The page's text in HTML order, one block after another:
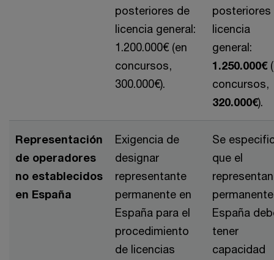
posteriores de
licencia general:
1.200.000€ (en
concursos,
300.000€).
posteriores
licencia
general:
1.250.000€
concursos,
320.000€).
Representación
de operadores
no establecidos
en España
Exigencia de
designar
representante
permanente en
España para el
procedimiento
de licencias
Se
que el
España
tener
capacidad